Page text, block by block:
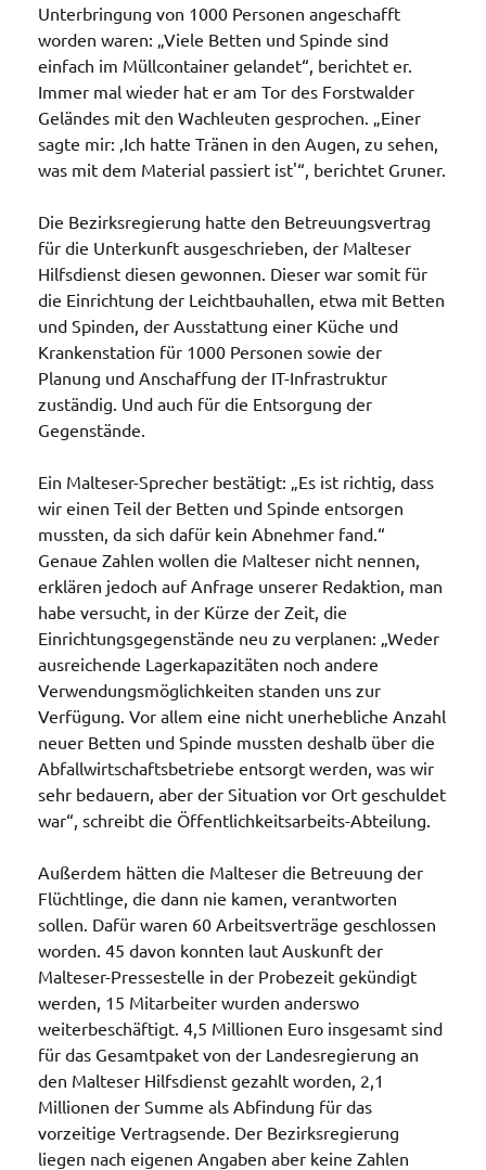
Unterbringung von 1000 Personen angeschafft
worden waren: „Viele Betten und Spinde sind
einfach im Müllcontainer gelandet“, berichtet er.
Immer mal wieder hat er am Tor des Forstwalder
Geländes mit den Wachleuten gesprochen. „Einer
sagte mir: ‚Ich hatte Tränen in den Augen, zu sehen,
was mit dem Material passiert ist'“, berichtet Gruner.
Die Bezirksregierung hatte den Betreuungsvertrag
für die Unterkunft ausgeschrieben, der Malteser
Hilfsdienst diesen gewonnen. Dieser war somit für
die Einrichtung der Leichtbauhallen, etwa mit Betten
und Spinden, der Ausstattung einer Küche und
Krankenstation für 1000 Personen sowie der
Planung und Anschaffung der IT-Infrastruktur
zuständig. Und auch für die Entsorgung der
Gegenstände.
Ein Malteser-Sprecher bestätigt: „Es ist richtig, dass
wir einen Teil der Betten und Spinde entsorgen
mussten, da sich dafür kein Abnehmer fand.“
Genaue Zahlen wollen die Malteser nicht nennen,
erklären jedoch auf Anfrage unserer Redaktion, man
habe versucht, in der Kürze der Zeit, die
Einrichtungsgegenstände neu zu verplanen: „Weder
ausreichende Lagerkapazitäten noch andere
Verwendungsmöglichkeiten standen uns zur
Verfügung. Vor allem eine nicht unerhebliche Anzahl
neuer Betten und Spinde mussten deshalb über die
Abfallwirtschaftsbetriebe entsorgt werden, was wir
sehr bedauern, aber der Situation vor Ort geschuldet
war“, schreibt die Öffentlichkeitsarbeits-Abteilung.
Außerdem hätten die Malteser die Betreuung der
Flüchtlinge, die dann nie kamen, verantworten
sollen. Dafür waren 60 Arbeitsverträge geschlossen
worden. 45 davon konnten laut Auskunft der
Malteser-Pressestelle in der Probezeit gekündigt
werden, 15 Mitarbeiter wurden anderswo
weiterbeschäftigt. 4,5 Millionen Euro insgesamt sind
für das Gesamtpaket von der Landesregierung an
den Malteser Hilfsdienst gezahlt worden, 2,1
Millionen der Summe als Abfindung für das
vorzeitige Vertragsende. Der Bezirksregierung
liegen nach eigenen Angaben aber keine Zahlen